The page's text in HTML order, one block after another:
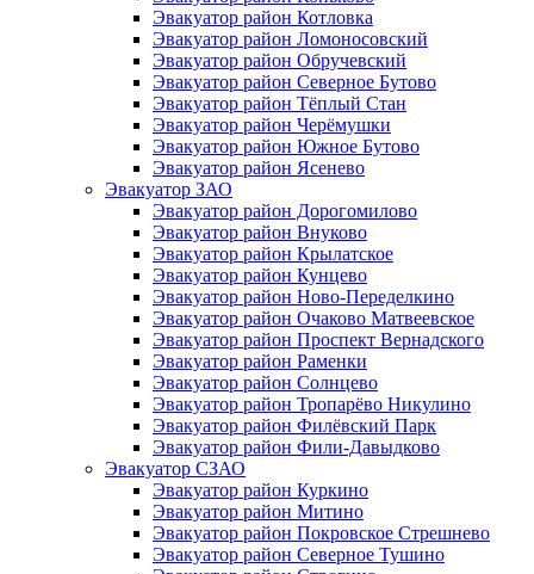
Эвакуатор район Котловка
Эвакуатор район Ломоносовский
Эвакуатор район Обручевский
Эвакуатор район Северное Бутово
Эвакуатор район Тёплый Стан
Эвакуатор район Черёмушки
Эвакуатор район Южное Бутово
Эвакуатор район Ясенево
Эвакуатор ЗАО
Эвакуатор район Дорогомилово
Эвакуатор район Внуково
Эвакуатор район Крылатское
Эвакуатор район Кунцево
Эвакуатор район Ново-Переделкино
Эвакуатор район Очаково Матвеевское
Эвакуатор район Проспект Вернадского
Эвакуатор район Раменки
Эвакуатор район Солнцево
Эвакуатор район Тропарёво Никулино
Эвакуатор район Филёвский Парк
Эвакуатор район Фили-Давыдково
Эвакуатор СЗАО
Эвакуатор район Куркино
Эвакуатор район Митино
Эвакуатор район Покровское Стрешнево
Эвакуатор район Северное Тушино